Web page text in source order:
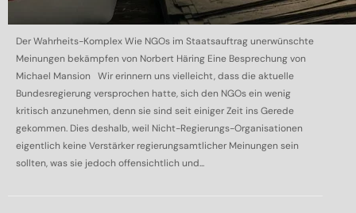
Der Wahrheits-Komplex Wie NGOs im Staatsauftrag unerwünschte
Meinungen bekämpfen von Norbert Häring Eine Besprechung von
Michael Mansion Wir erinnern uns vielleicht, dass die aktuelle
Bundesregierung versprochen hatte, sich den NGOs ein wenig
kritisch anzunehmen, denn sie sind seit einiger Zeit ins Gerede
gekommen. Dies deshalb, weil Nicht-Regierungs-Organisationen
eigentlich keine Verstärker regierungsamtlicher Meinungen sein
sollten, was sie jedoch offensichtlich und...